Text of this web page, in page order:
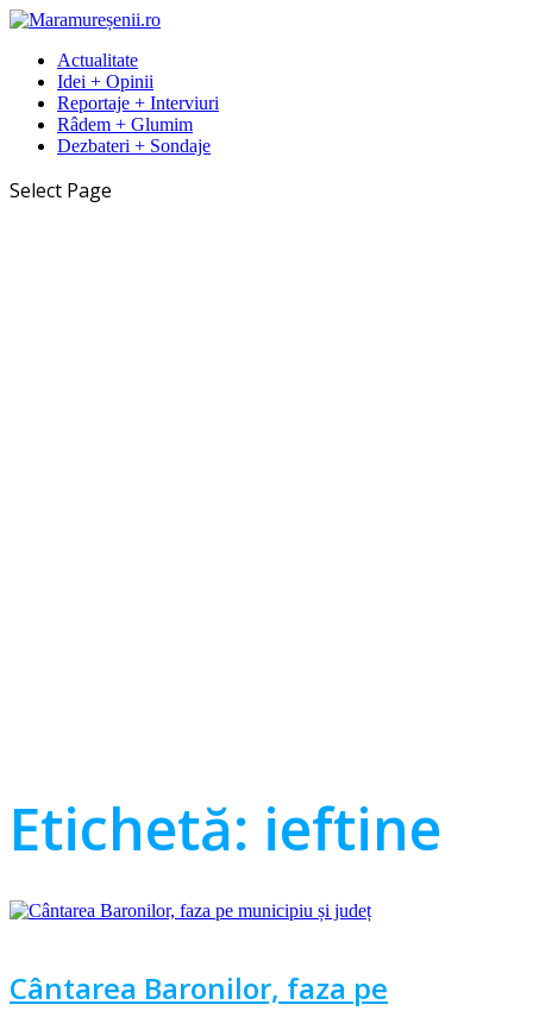
Actualitate
Idei + Opinii
Reportaje + Interviuri
Râdem + Glumim
Dezbateri + Sondaje
Select Page
Etichetă: ieftine
Cântarea Baronilor, faza pe